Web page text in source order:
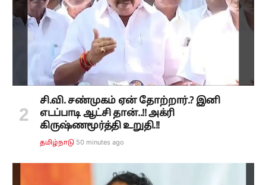
சி.வி. சண்முகம் ஏன் தோற்றார்.? இனி
எடப்பாடி ஆட்சி தான்..!! அக்ரி
கிருஷ்ணமூர்த்தி உறுதி.!!
தமிழ்நாடு 50 minutes ago